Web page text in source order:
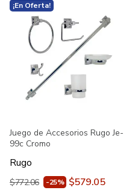
¡En Oferta!
Juego de Accesorios Rugo Je-
99c Cromo
Rugo
$772.06 -25% $579.05